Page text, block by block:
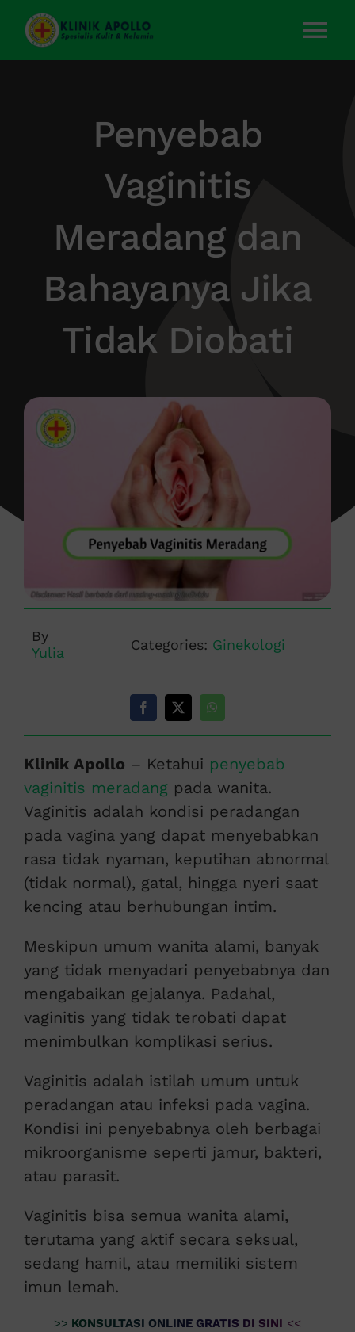
Skip
content
Kontak Kami
Penyebab
Vaginitis
Meradang dan
Bahayanya Jika
Tidak Diobati
By
Yulia
Categories: Ginekologi
Klinik Apollo – Ketahui penyebab
vaginitis meradangpada wanita.
Vaginitis adalah kondisi peradangan
pada vagina yang dapat menyebabkan
rasa tidak nyaman, keputihan abnormal
(tidak normal), gatal, hingga nyeri saat
kencing atau berhubungan intim.
Meskipun umum wanita alami, banyak
yang tidak menyadari penyebabnya dan
mengabaikan gejalanya. Padahal,
vaginitis yang tidak terobati dapat
menimbulkan komplikasi serius.
Vaginitis adalah istilah umum untuk
peradangan atau infeksi pada vagina.
Kondisi ini penyebabnya oleh berbagai
mikroorganisme seperti jamur, bakteri,
atau parasit.
Vaginitis bisa semua wanita alami,
terutama yang aktif secara seksual,
sedang hamil, atau memiliki sistem
imun lemah.
>> KONSULTASI ONLINE GRATIS DI SINI <<